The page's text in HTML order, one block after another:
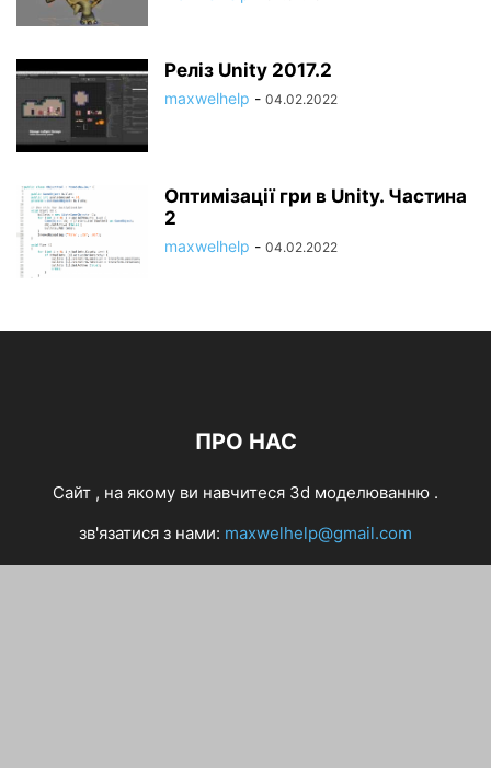
Реліз Unity 2017.2
maxwelhelp - 04.02.2022
Оптимізації гри в Unity. Частина
2
maxwelhelp - 04.02.2022
ПРО НАС
Cайт , на якому ви навчитеся 3d моделюванню .
зв'язатися з нами: maxwelhelp@gmail.com